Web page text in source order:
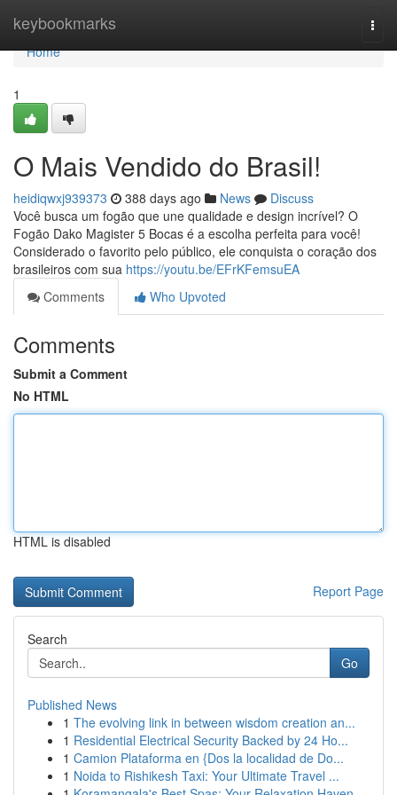
keybookmarks
Home
Home
1
O Mais Vendido do Brasil!
heidiqwxj939373 388 days ago News
Discuss
Você busca um fogão que une qualidade e design incrível? O
Fogão Dako Magister 5 Bocas é a escolha perfeita para você!
Considerado o favorito pelo público, ele conquista o coração dos
brasileiros com sua https://youtu.be/EFrKFemsuEA
Comments
Who Upvoted
Comments
Submit a Comment
No HTML
HTML is disabled
Report Page
Search
Go
Published News
1 The evolving link in between wisdom creation an...
1 Residential Electrical Security Backed by 24 Ho...
1 Camion Plataforma en {Dos la localidad de Do...
1 Noida to Rishikesh Taxi: Your Ultimate Travel ...